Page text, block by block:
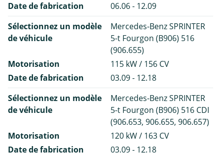
Date de fabrication
06.06 - 12.09
Sélectionnez un modèle
de véhicule
Mercedes-Benz SPRINTER
5-t Fourgon (B906) 516
(906.655)
Motorisation
115 kW / 156 CV
Date de fabrication
03.09 - 12.18
Sélectionnez un modèle
de véhicule
Mercedes-Benz SPRINTER
5-t Fourgon (B906) 516 CDI
(906.653, 906.655, 906.657)
Motorisation
120 kW / 163 CV
Date de fabrication
03.09 - 12.18